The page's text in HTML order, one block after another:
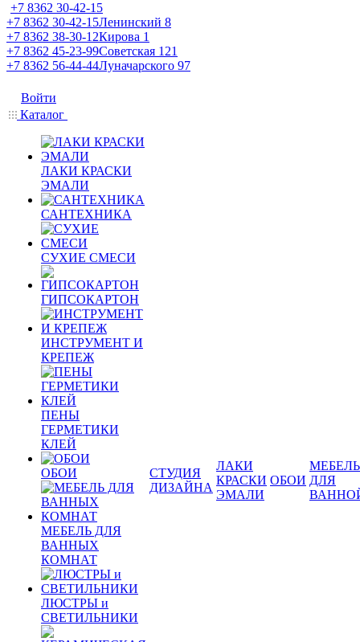
+7 8362 30-42-15
+7 8362 30-42-15Ленинский 8
+7 8362 38-30-12Кирова 1
+7 8362 45-23-99Советская 121
+7 8362 56-44-44Луначарского 97
Войти
Каталог
ЛАКИ КРАСКИ
ЭМАЛИ
САНТЕХНИКА
СУХИЕ СМЕСИ
ГИПСОКАРТОН
ИНСТРУМЕНТ И
КРЕПЕЖ
ПЕНЫ
ГЕРМЕТИКИ
КЛЕЙ
ОБОИ
МЕБЕЛЬ ДЛЯ
ВАННЫХ
КОМНАТ
ЛЮСТРЫ и
СВЕТИЛЬНИКИ
СТУДИЯ
ДИЗАЙНА
ЛАКИ
КРАСКИ
ЭМАЛИ
ОБОИ
МЕБЕЛЬ
ДЛЯ